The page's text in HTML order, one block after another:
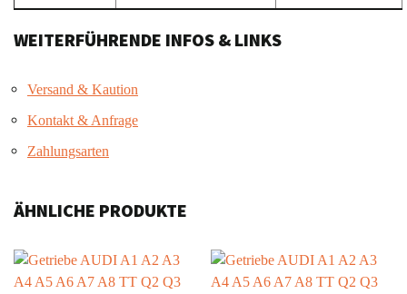
WEITERFÜHRENDE INFOS & LINKS
Versand & Kaution
Kontakt & Anfrage
Zahlungsarten
ÄHNLICHE PRODUKTE